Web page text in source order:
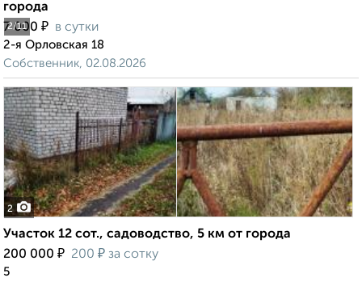
2/11
города
7 000 ₽ в сутки
2-я Орловская 18
Собственник, 02.08.2026
2
Участок 12 сот., садоводство, 5 км от города
200 000 ₽ 200 ₽ за сотку
5